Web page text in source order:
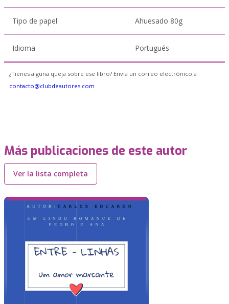
Tipo de papel Ahuesado 80g
Idioma Portugués
¿Tienes alguna queja sobre ese libro? Envía un correo electrónico a
contacto@clubdeautores.com
Más publicaciones de este autor
Ver la lista completa